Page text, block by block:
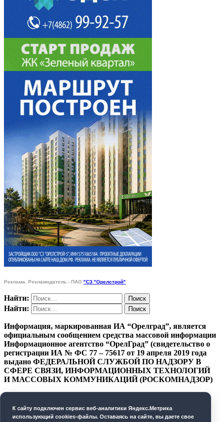
Реклама. Рекламодатель - ПАО "СЗ "Орелстрой"
Найти:
Найти:
Информация, маркированная ИА “Орелград”, является
официальным сообщением средства массовой информации
Информационное агентство “ОрелГрад” (свидетельство о
регистрации ИА № ФС 77 – 75617 от 19 апреля 2019 года
выдано ФЕДЕРАЛЬНОЙ СЛУЖБОЙ ПО НАДЗОРУ В
СФЕРЕ СВЯЗИ, ИНФОРМАЦИОННЫХ ТЕХНОЛОГИЙ
И МАССОВЫХ КОММУНИКАЦИЙ (РОСКОМНАДЗОР)
СОГЛАСИЕ НА ОБРАБОТКУ ПЕРСОНАЛЬНЫХ
К cайту подключен сервис веб-аналитики Яндекс.Метрика
использующий cookies-файлы. Оставаясь на сайте, вы даете свое